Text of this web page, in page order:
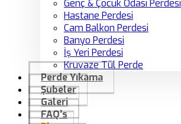
Genç & Çocuk Odası Perdesi
Hastane Perdesi
Cam Balkon Perdesi
Banyo Perdesi
İş Yeri Perdesi
Kruvaze Tül Perde
Perde Yıkama
Şubeler
Galeri
FAQ’s